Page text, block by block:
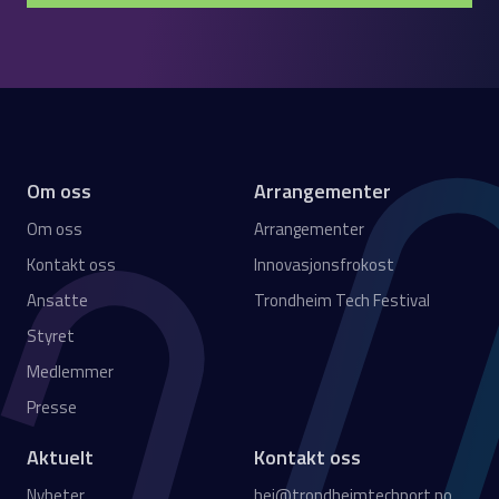
Om oss
Om oss
Kontakt oss
Ansatte
Styret
Medlemmer
Presse
Arrangementer
Arrangementer
Innovasjonsfrokost
Trondheim Tech Festival
Aktuelt Kontakt oss